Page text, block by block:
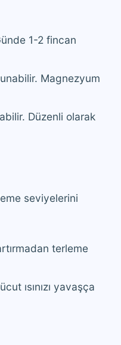
1-2 fincan
Magnezyum
Düzenli olarak
seviyelerini
terleme
ısınızı yavaşça